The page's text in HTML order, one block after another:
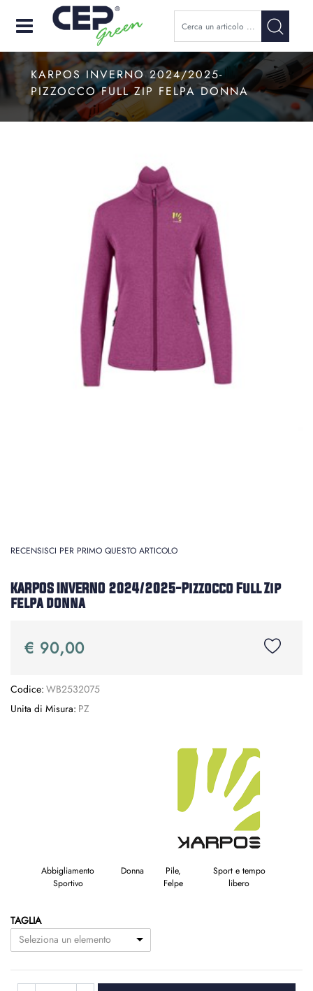
Open
KARPOS INVERNO 2024/2025-
PIZZOCCO FULL ZIP FELPA DONNA
RECENSISCI PER PRIMO QUESTO ARTICOLO
KARPOS INVERNO 2024/2025-Pizzocco Full Zip
felpa donna
€ 90,00
Codice: WB2532075
Unita di Misura: PZ
Abbigliamento
Sportivo
Donna
Pile,
Felpe
Sport e tempo
libero
TAGLIA
Seleziona un elemento